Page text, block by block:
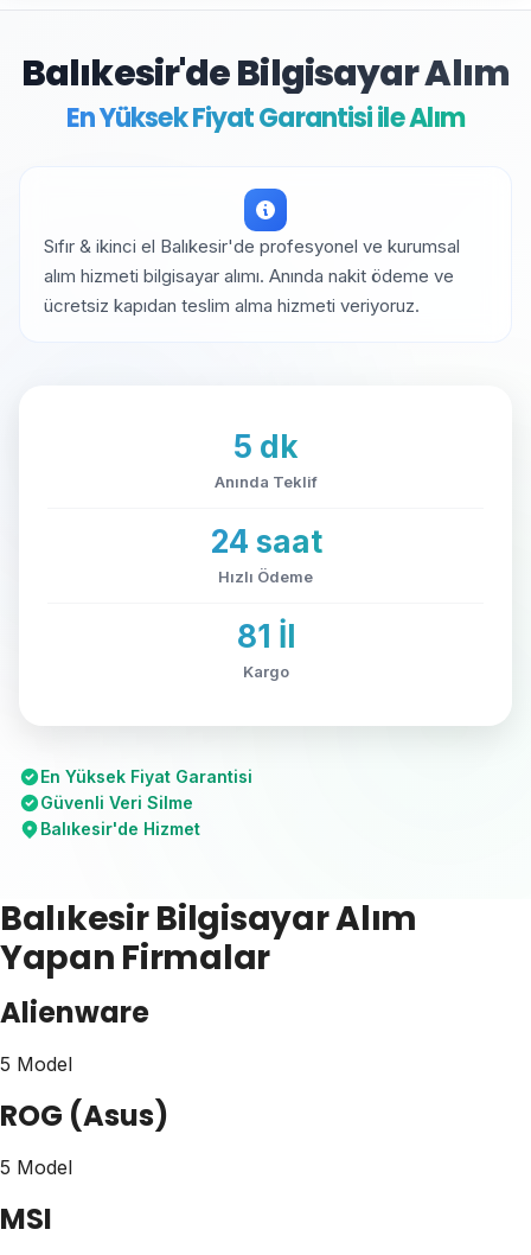
Balıkesir'de Bilgisayar Alım
En Yüksek Fiyat Garantisi ile Alım
Sıfır & ikinci el Balıkesir'de profesyonel ve kurumsal
alım hizmeti bilgisayar alımı. Anında nakit ödeme ve
ücretsiz kapıdan teslim alma hizmeti veriyoruz.
5 dk
Anında Teklif
24 saat
Hızlı Ödeme
81 İl
Kargo
En Yüksek Fiyat Garantisi
Güvenli Veri Silme
Balıkesir'de Hizmet
Balıkesir Bilgisayar Alım
Yapan Firmalar
Alienware
5 Model
ROG (Asus)
5 Model
MSI